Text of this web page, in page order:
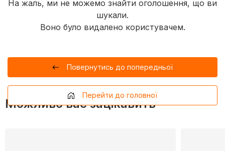
На жаль, ми не можемо знайти оголошення, що ви
шукали.
Воно було видалено користувачем.
Повернутись до попередньої
Перейти до головної
Можливо вас зацікавить